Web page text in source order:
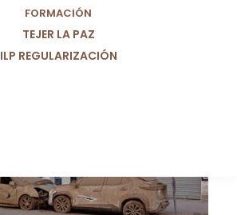
FORMACIÓN
TEJER LA PAZ
ILP REGULARIZACIÓN